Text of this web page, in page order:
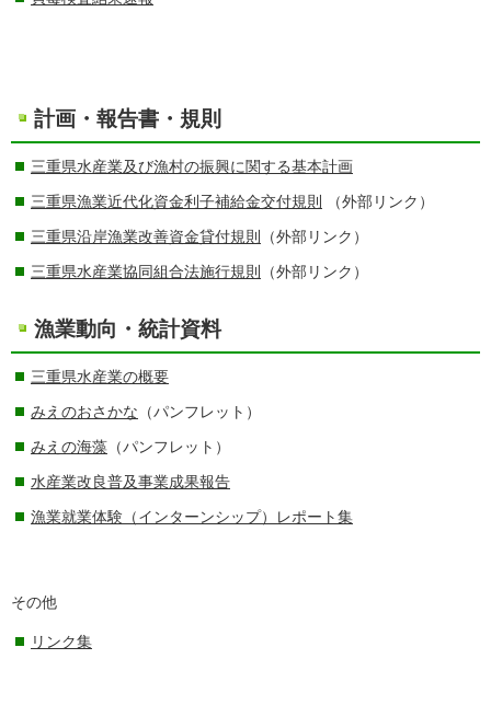
計画・報告書・規則
三重県水産業及び漁村の振興に関する基本計画
三重県漁業近代化資金利子補給金交付規則
（外部リンク）
三重県沿岸漁業改善資金貸付規則
（外部リンク）
三重県水産業協同組合法施行規則
（外部リンク）
漁業動向・統計資料
三重県水産業の概要
みえのおさかな （パンフレット）
みえの海藻 （パンフレット）
水産業改良普及事業成果報告
漁業就業体験（インターンシップ）レポート集
その他
リンク集